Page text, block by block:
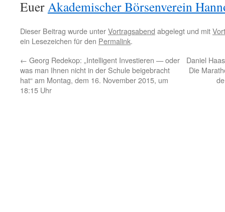
EuerAkademischer Börsenverein
Dieser Beitrag wurde unterVortragsabend abgelegt und mit
ein Lesezeichen für den Permalink.
← Georg Redekop: „Intelligent Investieren — oder
was man Ihnen nicht in der Schule beigebracht
hat“ am Montag, dem 16. November 2015, um
18:15 Uhr
Daniel
Die